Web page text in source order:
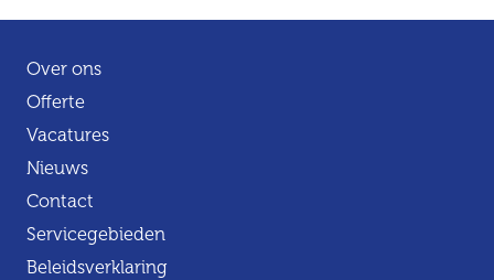
Over ons
Offerte
Vacatures
Nieuws
Contact
Servicegebieden
Beleidsverklaring